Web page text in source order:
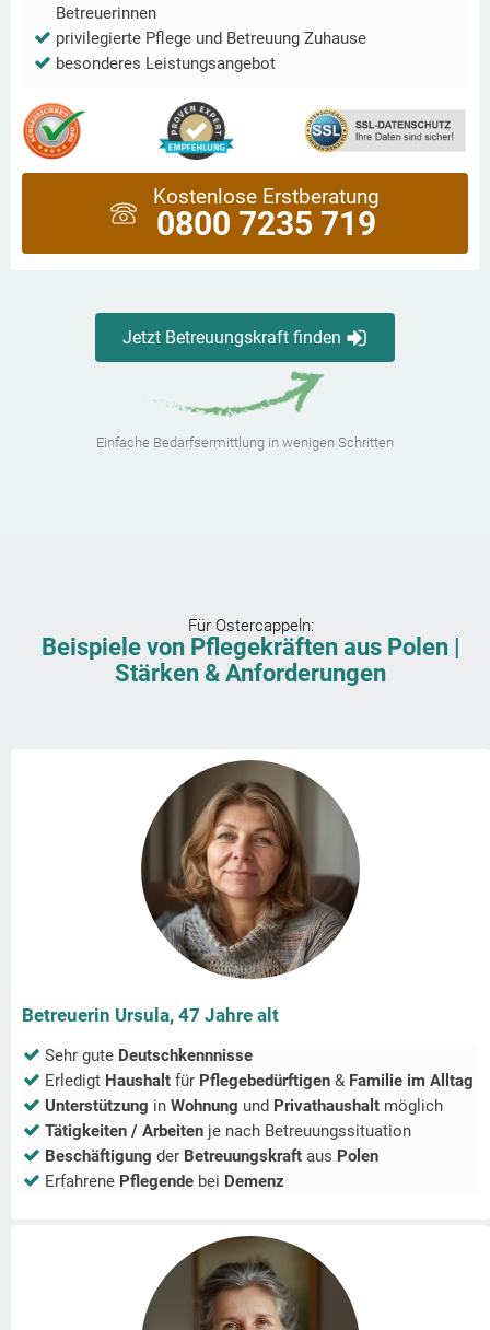
Betreuerinnen
privilegierte Pflege und Betreuung Zuhause
besonderes Leistungsangebot
Kostenlose Erstberatung
0800 7235 719
Jetzt Betreuungskraft finden
Einfache Bedarfsermittlung in wenigen Schritten
Für Ostercappeln:
Beispiele von Pflegekräften aus Polen |
Stärken & Anforderungen
Betreuerin Ursula, 47 Jahre alt
Sehr gute Deutschkennnisse
Erledigt Haushalt für Pflegebedürftigen & Familie im Alltag
Unterstützung in Wohnung und Privathaushalt möglich
Tätigkeiten / Arbeiten je nach Betreuungssituation
Beschäftigung der Betreuungskraft aus Polen
Erfahrene Pflegende bei Demenz